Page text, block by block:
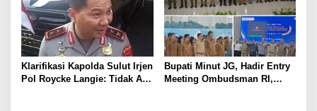
Klarifikasi Kapolda Sulut Irjen
Pol Roycke Langie: Tidak Ada
Bupati Minut JG, Hadir Entry
Meeting Ombudsman RI,